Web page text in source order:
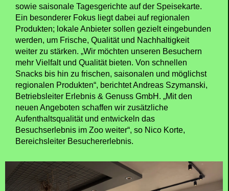
sowie saisonale Tagesgerichte auf der Speisekarte.
Ein besonderer Fokus liegt dabei auf regionalen
Produkten; lokale Anbieter sollen gezielt eingebunden
werden, um Frische, Qualität und Nachhaltigkeit
weiter zu stärken. „Wir möchten unseren Besuchern
mehr Vielfalt und Qualität bieten. Von schnellen
Snacks bis hin zu frischen, saisonalen und möglichst
regionalen Produkten“, berichtet Andreas Szymanski,
Betriebsleiter Erlebnis & Genuss GmbH. „Mit den
neuen Angeboten schaffen wir zusätzliche
Aufenthaltsqualität und entwickeln das
Besuchserlebnis im Zoo weiter“, so Nico Korte,
Bereichsleiter Besuchererlebnis.